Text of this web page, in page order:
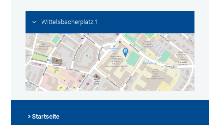
Wittelsbacherplatz 1
Startseite